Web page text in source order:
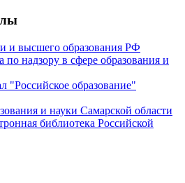
и высшего образования РФ
по надзору в сфере образования и
"Российское образование"
и науки Самарской области
библиотека Российской